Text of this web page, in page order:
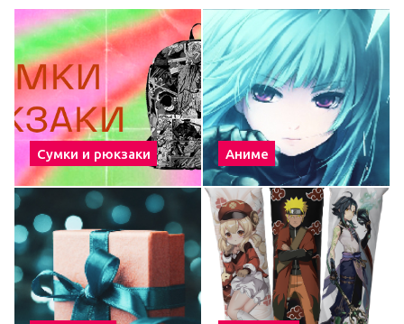
Сумки и рюкзаки Аниме